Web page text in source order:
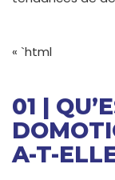
« `html
01 |
A-T-